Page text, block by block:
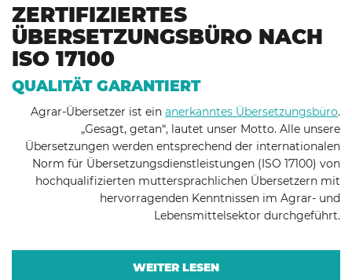
ZERTIFIZIERTES
ÜBERSETZUNGSBÜRO NACH
ISO 17100
QUALITÄT GARANTIERT
Agrar-Übersetzer ist ein anerkanntes Übersetzungsbüro.
„Gesagt, getan“, lautet unser Motto. Alle unsere
Übersetzungen werden entsprechend der internationalen
Norm für Übersetzungsdienstleistungen (ISO 17100) von
hochqualifizierten muttersprachlichen Übersetzern mit
hervorragenden Kenntnissen im Agrar- und
Lebensmittelsektor durchgeführt.
WEITER LESEN